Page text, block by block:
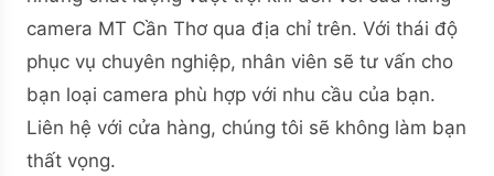
camera MT Cần Thơ qua địa chỉ trên. Với thái độ
phục vụ chuyên nghiệp, nhân viên sẽ tư vấn cho
bạn loại camera phù hợp với nhu cầu của bạn.
Liên hệ với cửa hàng, chúng tôi sẽ không làm bạn
thất vọng.